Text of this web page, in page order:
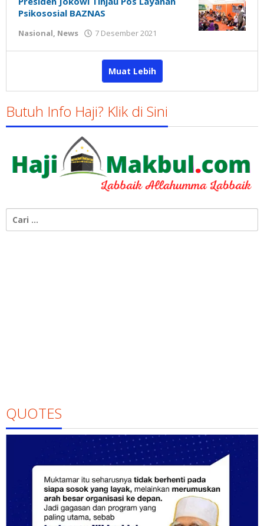
Psikososial BAZNAS
Nasional, News 7 Desember 2021
Susanto
Muat Lebih
Butuh Info Haji? Klik di Sini
untuk:
QUOTES